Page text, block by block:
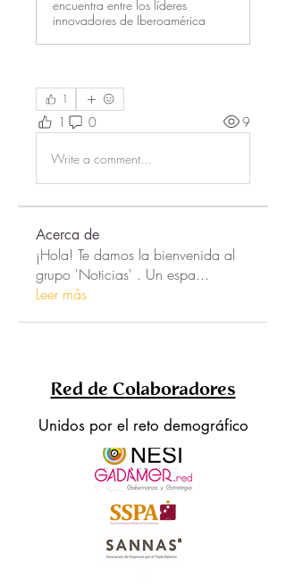
encuentra entre los líderes
innovadores de Iberoamérica
1
1 0 9
Write a comment...
Acerca de
¡Hola! Te damos la bienvenida al
grupo 'Noticias' . Un espa...
Leer más
Red de Colaboradores
Unidos por el reto demográfico